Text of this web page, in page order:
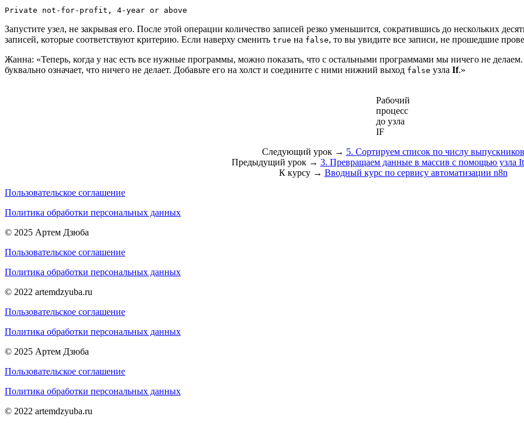
Private not-for-profit, 4-year or above
Запустите узел, не закрывая его. После этой операции количество записей резко уменьшится, сократившись до нескольких
записей, которые соответствуют критерию. Если наверху сменить true на false, то вы увидите все записи, не прошедшие
Жанна: «Теперь, когда у нас есть все нужные программы, можно показать, что с остальными программами мы ничего не делаем.
буквально означает, что ничего не делает. Добавьте его на холст и соедините с ними нижний выход false узла If.»
Рабочий
процесс
до узла
IF
Следующий урок → 5. Сортируем список по числу выпускников
Предыдущий урок → 3. Превращаем данные в массив с помощью узла
К курсу → Вводный курс по сервису автоматизации n8n
Пользовательское соглашение
Политика обработки персональных данных
© 2025 Артем Дзюба
Пользовательское соглашение
Политика обработки персональных данных
© 2022 artemdzyuba.ru
Пользовательское соглашение
Политика обработки персональных данных
© 2025 Артем Дзюба
Пользовательское соглашение
Политика обработки персональных данных
© 2022 artemdzyuba.ru